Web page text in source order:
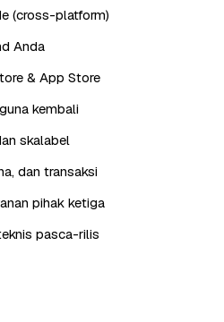
(cross-platform)
Anda
& App Store
kembali
skalabel
dan transaksi
pihak ketiga
pasca-rilis